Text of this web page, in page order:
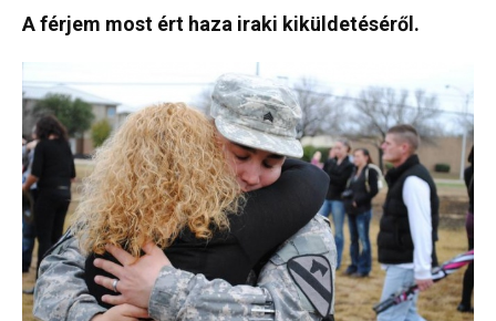
A férjem most ért haza iraki kiküldetéséről.